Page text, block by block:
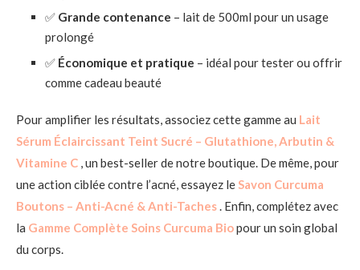
✅ Grande contenance – lait de 500ml pour un usage
prolongé
✅ Économique et pratique – idéal pour tester ou offrir
comme cadeau beauté
Pour amplifier les résultats, associez cette gamme au Lait
Sérum Éclaircissant Teint Sucré – Glutathione, Arbutin &
Vitamine C , un best-seller de notre boutique. De même, pour
une action ciblée contre l’acné, essayez leSavon Curcuma
Boutons – Anti-Acné & Anti-Taches. Enfin, complétez avec
la Gamme Complète Soins Curcuma Biopour un soin global
du corps.